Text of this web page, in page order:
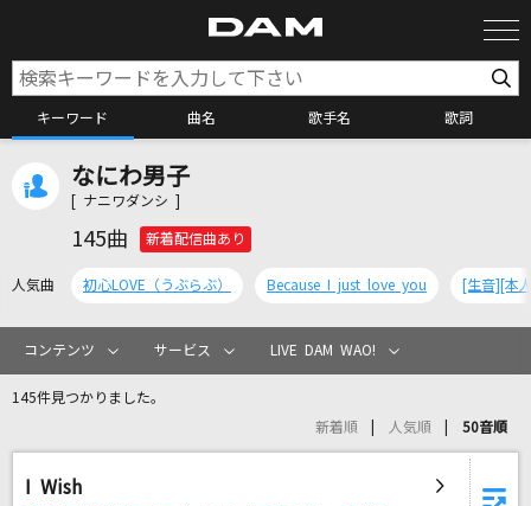
キーワード 曲名 歌手名 歌詞
カラオケリクエスト
なにわ男子
[ ナニワダンシ ]
145曲 新着配信曲あり
人気曲 初心LOVE（うぶらぶ） Because I just love you
コンテンツ サービス LIVE DAM WAO!
145件見つかりました。
新着順 人気順 50音順
I Wish